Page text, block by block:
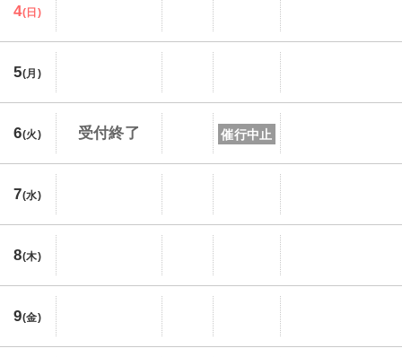
4(日)
5(月)
6(火) 受付終了 催行中止
7(水)
8(木)
9(金)